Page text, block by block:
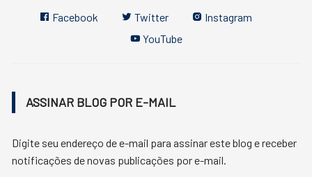
Facebook Twitter
Instagram
YouTube
ASSINAR BLOG POR E-MAIL
Digite seu endereço de e-mail para assinar este blog e receber
notificações de novas publicações por e-mail.